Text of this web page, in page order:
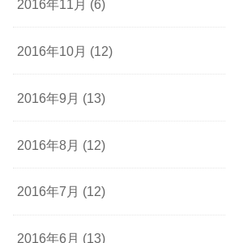
2016年11月 (6)
2016年10月 (12)
2016年9月 (13)
2016年8月 (12)
2016年7月 (12)
2016年6月 (13)